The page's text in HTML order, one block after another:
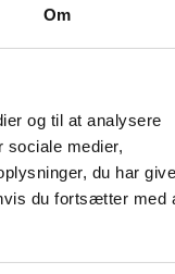
Om
og til at analysere
sociale medier,
du har
du fortsætter med